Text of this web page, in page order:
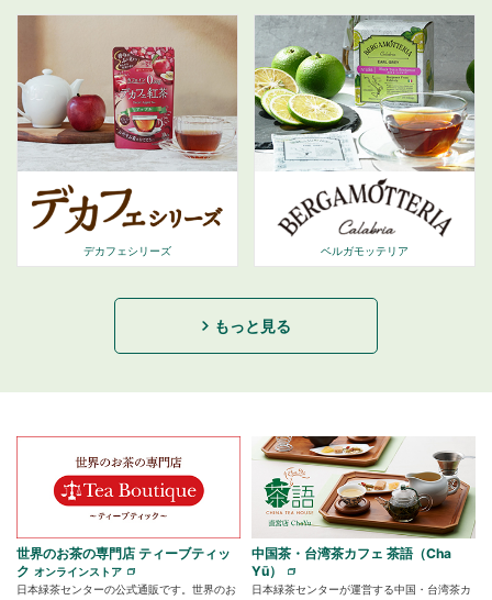
デカフェシリーズ ベルガモッテリア
もっと見る
世界のお茶の専門店 ティーブティッ
ク オンラインストア
日本緑茶センターの公式通販です。世界のお
中国茶・台湾茶カフェ 茶語（Cha
Yū）
日本緑茶センターが運営する中国・台湾茶カ